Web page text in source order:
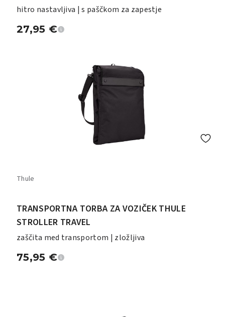
hitro nastavljiva | s paščkom za zapestje
27,95 €
Thule
TRANSPORTNA TORBA ZA VOZIČEK THULE
STROLLER TRAVEL
zaščita med transportom | zložljiva
75,95 €